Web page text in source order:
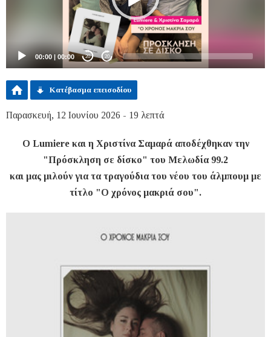
00:00 | 00:00 20 20
Κατέβασμα επεισοδίου
Παρασκευή, 12 Ιουνίου 2026 - 19 λεπτά
Ο Lumiere και η Χριστίνα Σαμαρά αποδέχθηκαν την
"Πρόσκληση σε δίσκο" του Μελωδία 99.2
και μας μιλούν για τα τραγούδια του νέου του άλμπουμ με
τίτλο "Ο χρόνος μακριά σου".